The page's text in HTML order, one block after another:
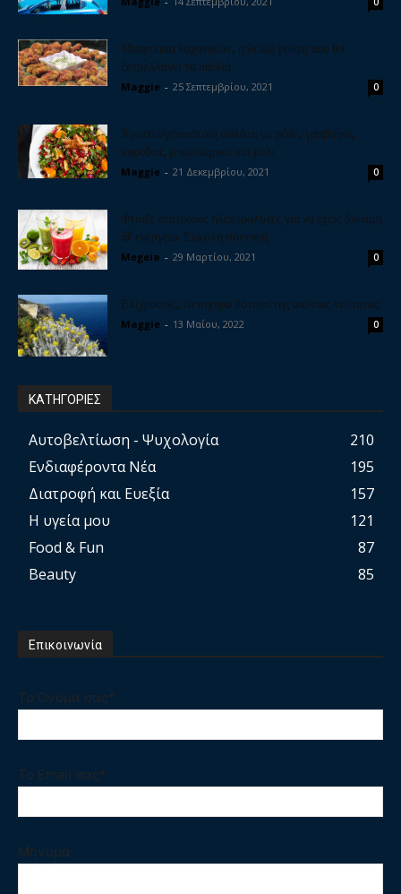
Μπιφτέκια λαχανικών, η θεϊκή γεύση που θα
ξετρελλάνει τα παιδιά
Maggie - 25 Σεπτεμβρίου, 2021 0
Χριστουγεννιάτικη σαλάτα με ρόδι, γραβιέρα,
καρύδια, μπαλσάμικο και μέλι
Maggie - 21 Δεκεμβρίου, 2021 0
Φτιάξε σπιτικούς ηλεκτρολύτες για να έχεις δύναμη
& ενέργεια. Εύκολη συνταγή
Megeia - 29 Μαρτίου, 2021 0
Ελίχρυσος, το ισχυρό βότανο της αιώνιας νεότητας
Maggie - 13 Μαΐου, 2022 0
ΚΑΤΗΓΟΡΙΕΣ
Αυτοβελτίωση - Ψυχολογία
210
Ενδιαφέροντα Νέα
195
Διατροφή και Ευεξία
157
Η υγεία μου
121
Food & Fun
87
Beauty
85
Επικοινωνία
Το Ονομα σας*
Το Email σας*
Μηνυμα